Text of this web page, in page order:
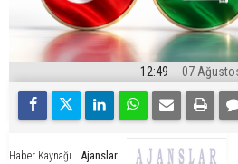
12:49 07
Haber Kaynağı Ajanslar